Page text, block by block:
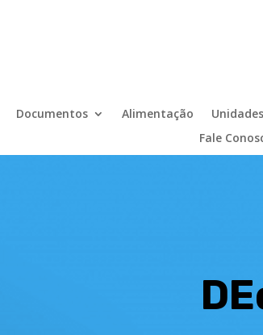
Documentos Alimentação Unidades
Fale